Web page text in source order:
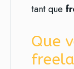
tant que
Que